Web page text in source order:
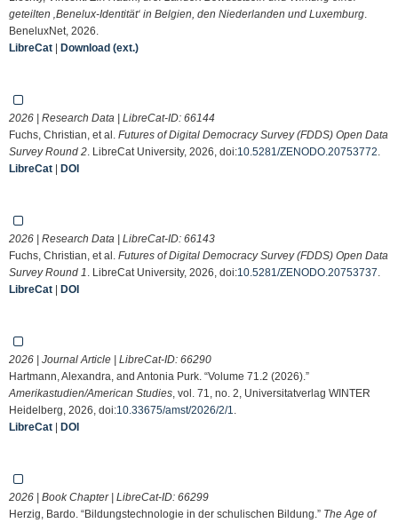
geteilten ‚Benelux-Identität‘ in Belgien, den Niederlanden und Luxemburg
BeneluxNet, 2026.
LibreCat | Download (ext.)
2026 | Research Data | LibreCat-ID: 66144
Fuchs, Christian, et al. Futures of Digital Democracy Survey (FDDS) Open Data
Survey Round 2 . LibreCat University, 2026, doi:10.5281/ZENODO.20753772
LibreCat | DOI
2026 | Research Data | LibreCat-ID: 66143
Fuchs, Christian, et al. Futures of Digital Democracy Survey (FDDS) Open Data
Survey Round 1
. LibreCat University, 2026, doi:10.5281/ZENODO.20753737
LibreCat | DOI
2026 | Journal Article | LibreCat-ID: 66290
Hartmann, Alexandra, and Antonia Purk. “Volume 71.2 (2026).”
Amerikastudien/American Studies , vol. 71, no. 2, Universitatverlag WINTER
Heidelberg, 2026, doi:10.33675/amst/2026/2/1
LibreCat | DOI
2026 | Book Chapter | LibreCat-ID: 66299
Herzig, Bardo. “Bildungstechnologie in der schulischen Bildung.” The Age of